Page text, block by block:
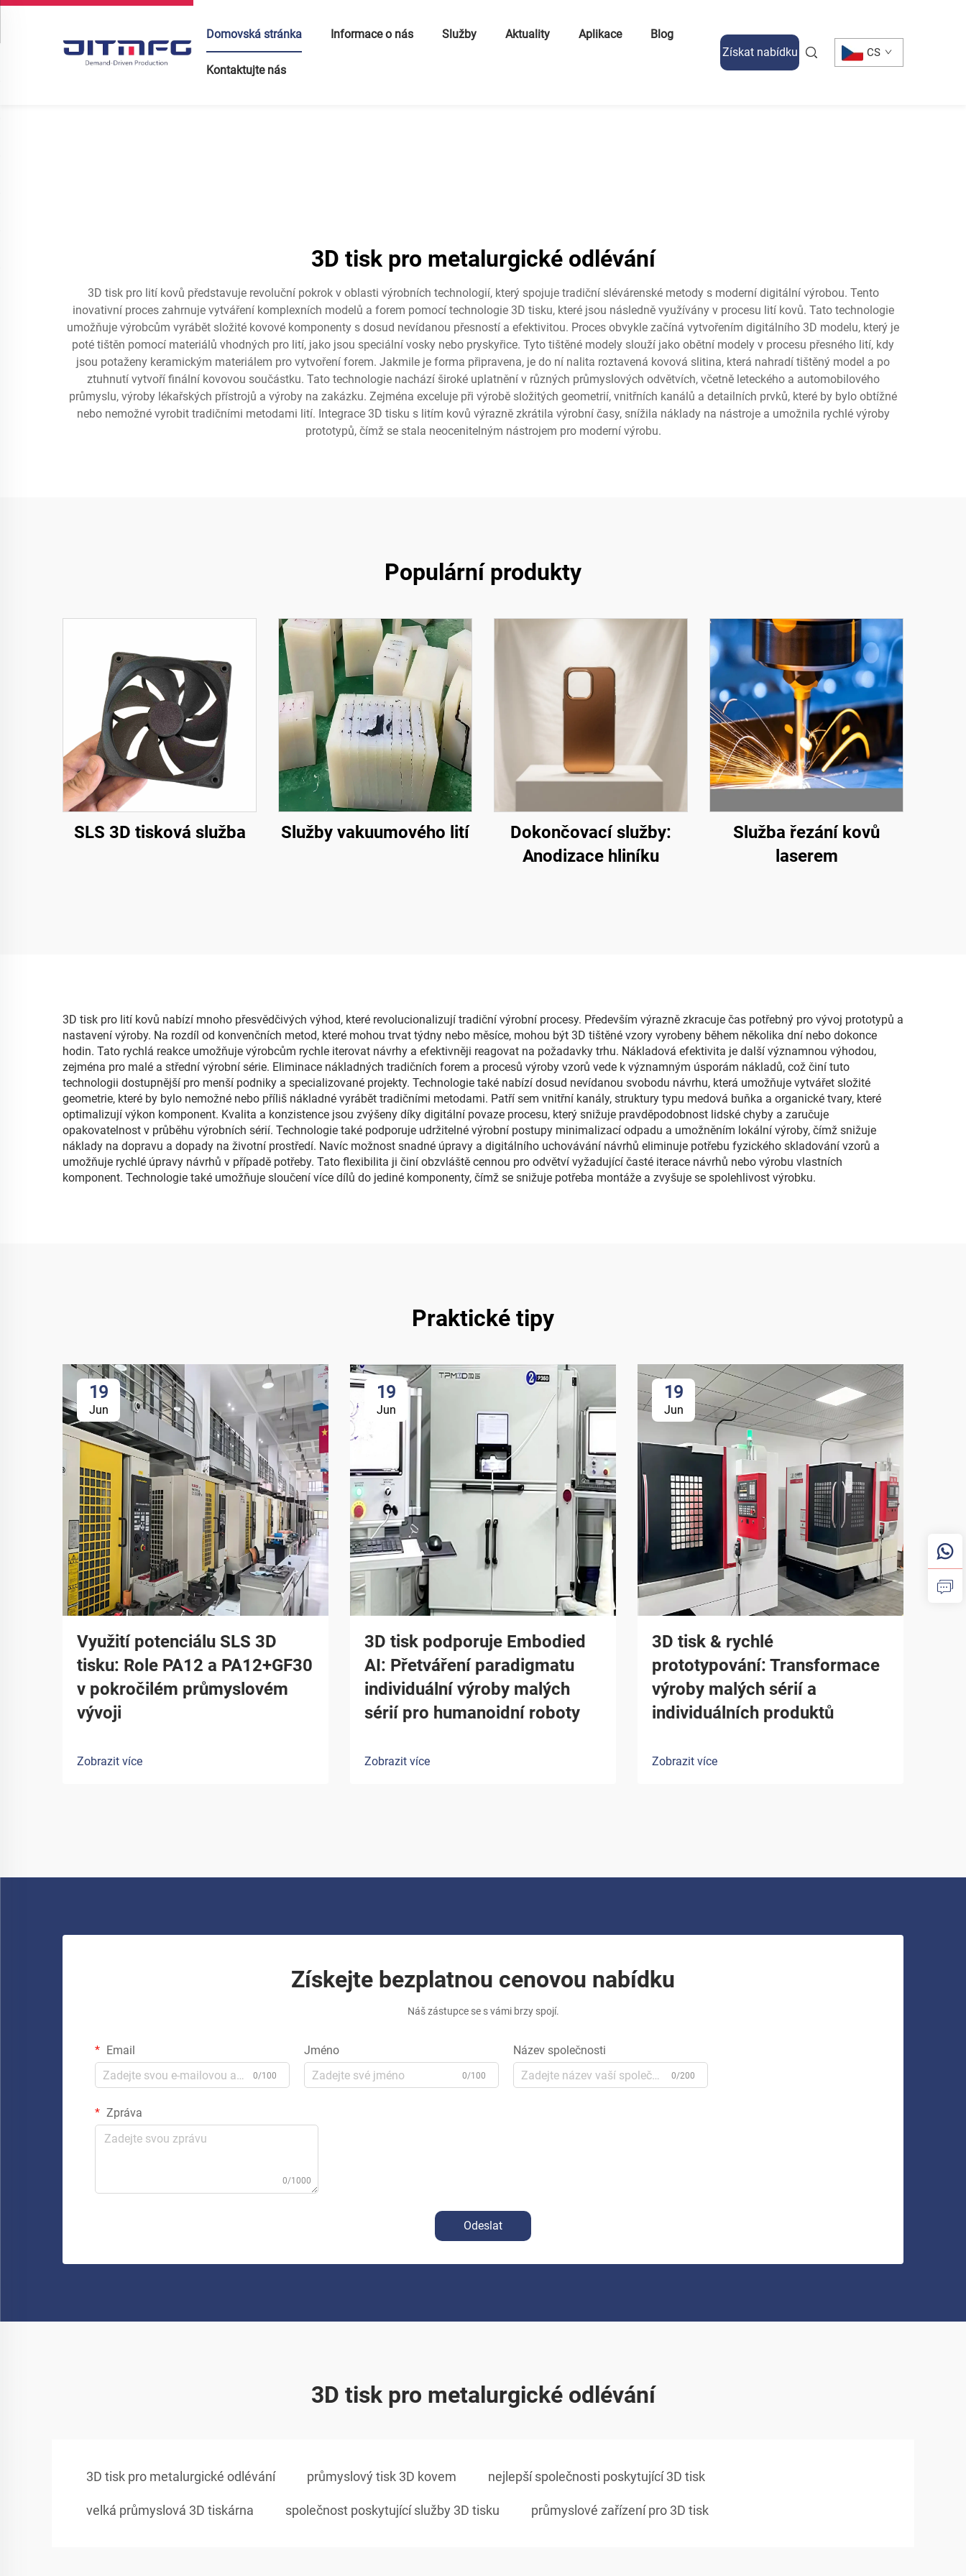
Domovská stránka Informace o nás Služby Aktuality Aplikace Blog
Kontaktujte nás
Získat nabídku CS
3D tisk pro metalurgické odlévání
3D tisk pro lití kovů představuje revoluční pokrok v oblasti výrobních technologií, který spojuje tradiční slévárenské metody s moderní digitální výrobou. Tento
inovativní proces zahrnuje vytváření komplexních modelů a forem pomocí technologie 3D tisku, které jsou následně využívány v procesu lití kovů. Tato technologie
umožňuje výrobcům vyrábět složité kovové komponenty s dosud nevídanou přesností a efektivitou. Proces obvykle začíná vytvořením digitálního 3D modelu, který je
poté tištěn pomocí materiálů vhodných pro lití, jako jsou speciální vosky nebo pryskyřice. Tyto tištěné modely slouží jako obětní modely v procesu přesného lití, kdy
jsou potaženy keramickým materiálem pro vytvoření forem. Jakmile je forma připravena, je do ní nalita roztavená kovová slitina, která nahradí tištěný model a po
ztuhnutí vytvoří finální kovovou součástku. Tato technologie nachází široké uplatnění v různých průmyslových odvětvích, včetně leteckého a automobilového
průmyslu, výroby lékařských přístrojů a výroby na zakázku. Zejména exceluje při výrobě složitých geometrií, vnitřních kanálů a detailních prvků, které by bylo obtížné
nebo nemožné vyrobit tradičními metodami lití. Integrace 3D tisku s litím kovů výrazně zkrátila výrobní časy, snížila náklady na nástroje a umožnila rychlé výroby
prototypů, čímž se stala neocenitelným nástrojem pro moderní výrobu.
Populární produkty
SLS 3D tisková služba Služby vakuumového lití
Dokončovací služby:
Anodizace hliníku
Služba řezání kovů
laserem
3D tisk pro lití kovů nabízí mnoho přesvědčivých výhod, které revolucionalizují tradiční výrobní procesy. Především výrazně zkracuje čas potřebný pro vývoj prototypů a
nastavení výroby. Na rozdíl od konvenčních metod, které mohou trvat týdny nebo měsíce, mohou být 3D tištěné vzory vyrobeny během několika dní nebo dokonce
hodin. Tato rychlá reakce umožňuje výrobcům rychle iterovat návrhy a efektivněji reagovat na požadavky trhu. Nákladová efektivita je další významnou výhodou,
zejména pro malé a střední výrobní série. Eliminace nákladných tradičních forem a procesů výroby vzorů vede k významným úsporám nákladů, což činí tuto
technologii dostupnější pro menší podniky a specializované projekty. Technologie také nabízí dosud nevídanou svobodu návrhu, která umožňuje vytvářet složité
geometrie, které by bylo nemožné nebo příliš nákladné vyrábět tradičními metodami. Patří sem vnitřní kanály, struktury typu medová buňka a organické tvary, které
optimalizují výkon komponent. Kvalita a konzistence jsou zvýšeny díky digitální povaze procesu, který snižuje pravděpodobnost lidské chyby a zaručuje
opakovatelnost v průběhu výrobních sérií. Technologie také podporuje udržitelné výrobní postupy minimalizací odpadu a umožněním lokální výroby, čímž snižuje
náklady na dopravu a dopady na životní prostředí. Navíc možnost snadné úpravy a digitálního uchovávání návrhů eliminuje potřebu fyzického skladování vzorů a
umožňuje rychlé úpravy návrhů v případě potřeby. Tato flexibilita ji činí obzvláště cennou pro odvětví vyžadující časté iterace návrhů nebo výrobu vlastních
komponent. Technologie také umožňuje sloučení více dílů do jediné komponenty, čímž se snižuje potřeba montáže a zvyšuje se spolehlivost výrobku.
Praktické tipy
19
Jun
Využití potenciálu SLS 3D
tisku: Role PA12 a PA12+GF30
v pokročilém průmyslovém
vývoji
Zobrazit více
19
Jun
3D tisk podporuje Embodied
AI: Přetváření paradigmatu
individuální výroby malých
sérií pro humanoidní roboty
Zobrazit více
19
Jun
3D tisk & rychlé
prototypování: Transformace
výroby malých sérií a
individuálních produktů
Zobrazit více
Získejte bezplatnou cenovou nabídku
Náš zástupce se s vámi brzy spojí.
Email
0/100
Jméno
0/100
Název společnosti
0/200
Zpráva
0/1000
Odeslat
3D tisk pro metalurgické odlévání
3D tisk pro metalurgické odlévání průmyslový tisk 3D kovem nejlepší společnosti poskytující 3D tisk
velká průmyslová 3D tiskárna společnost poskytující služby 3D tisku průmyslové zařízení pro 3D tisk